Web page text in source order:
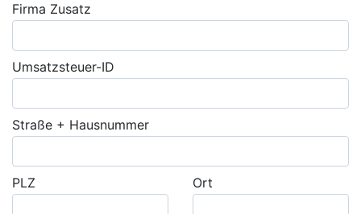
Firma Zusatz
Umsatzsteuer-ID
Straße + Hausnummer
PLZ Ort